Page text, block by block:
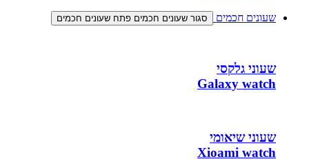
שעונים חכמים סגור שעונים חכמים פתח שעונים חכמים
שעוני גלקסי
Galaxy watch
שעוני שיאומי
Xioami watch